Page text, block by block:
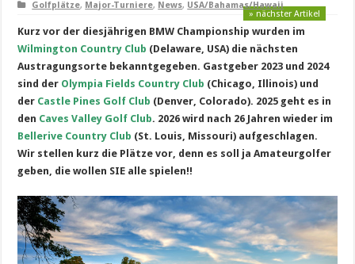
Golfplätze, Major-Turniere, News, USA/Bahamas/Hawaii
» nächster Artikel
Kurz vor der diesjährigen BMW Championship wurden im
Wilmington Country Club (Delaware, USA) die nächsten
Austragungsorte bekanntgegeben. Gastgeber 2023 und 2024
sind der Olympia Fields Country Club (Chicago, Illinois) und
der Castle Pines Golf Club (Denver, Colorado). 2025 geht es in
den Caves Valley Golf Club. 2026 wird nach 26 Jahren wieder im
Bellerive Country Club (St. Louis, Missouri) aufgeschlagen.
Wir stellen kurz die Plätze vor, denn es soll ja Amateurgolfer
geben, die wollen SIE alle spielen!!